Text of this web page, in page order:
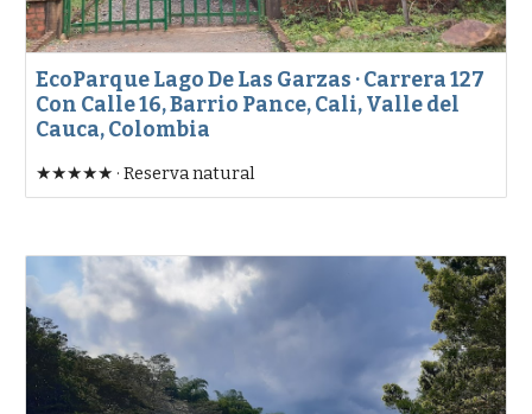
EcoParque Lago De Las Garzas · Carrera 127
Con Calle 16, Barrio Pance, Cali, Valle del
Cauca, Colombia
★★★★★ · Reserva natural